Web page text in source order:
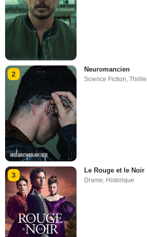
2
Neuromancien
Science Fiction,
3
Le Rouge et le Noir
Drame Historique